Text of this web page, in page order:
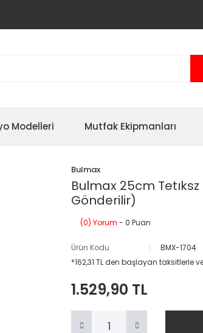
Modelleri Mutfak Ekipmanları
Bulmax
Bulmax 25cm
Gönderilir)
(0) Yorum - 0 Puan
Ürün Kodu
BMX-1704
*162,31 TL den başlayan taksitlerle
1.529,90 TL